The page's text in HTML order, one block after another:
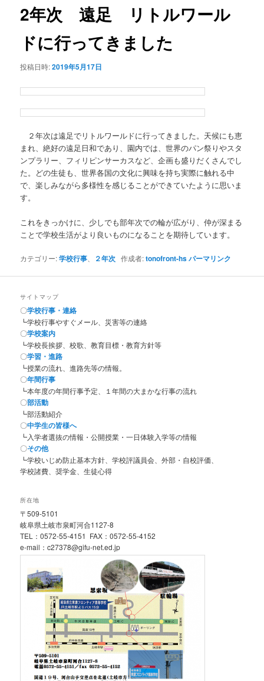
テ
ン
ツ
へ
移
動
ビ
ゲ
2年次 遠足 リトルワール
ドに行ってきました
投稿日時:2019年5月17日
２年次は遠足でリトルワールドに行ってきました。天候にも恵
まれ、絶好の遠足日和であり、園内では、世界のパン祭りやスタ
ンプラリー、フィリピンサーカスなど、企画も盛りだくさんでし
た。どの生徒も、世界各国の文化に興味を持ち実際に触れる中
で、楽しみながら多様性を感じることができていたように思いま
す。
これをきっかけに、少しでも部年次での輪が広がり、仲が深まる
ことで学校生活がより良いものになることを期待しています。
カテゴリー:学校行事 ２年次 作成者:tonofront-hsパーマリンク
サイトマップ
〇学校行事・連絡
┗学校行事やすぐメール、災害等の連絡
〇学校案内
┗学校長挨拶、校歌、教育目標・教育方針等
〇学習・進路
┗授業の流れ、進路先等の情報。
〇年間行事
┗本年度の年間行事予定、１年間の大まかな行事の流れ
〇部活動
┗部活動紹介
〇中学生の皆様へ
┗入学者選抜の情報・公開授業・一日体験入学等の情報
〇その他
┗学校いじめ防止基本方針、学校評議員会、外部・自校評価、
学校諸費、奨学金、生徒心得
所在地
〒509-5101
岐阜県土岐市泉町河合1127-8
TEL：0572-55-4151 FAX：0572-55-4152
e-mail：c27378@gifu-net.ed.jp